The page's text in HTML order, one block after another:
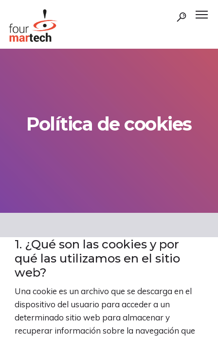
Política de cookies
1. ¿Qué son las cookies y por
qué las utilizamos en el sitio
web?
Una cookie es un archivo que se descarga en el
dispositivo del usuario para acceder a un
determinado sitio web para almacenar y
recuperar información sobre la navegación que